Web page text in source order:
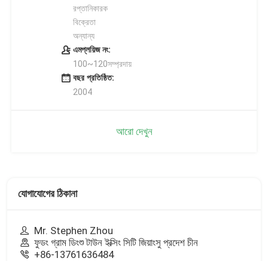
রপ্তানিকারক
বিক্রেতা
অন্যান্য
এমপ্লয়িজ নং:
100~120সম্প্রদায়
বছর প্রতিষ্ঠিত:
2004
আরো দেখুন
যোগাযোগের ঠিকানা
Mr. Stephen Zhou
ফুডং গ্রাম ডিংশু টাউন ইক্সিং সিটি জিয়াংসু প্রদেশ চীন
+86-13761636484